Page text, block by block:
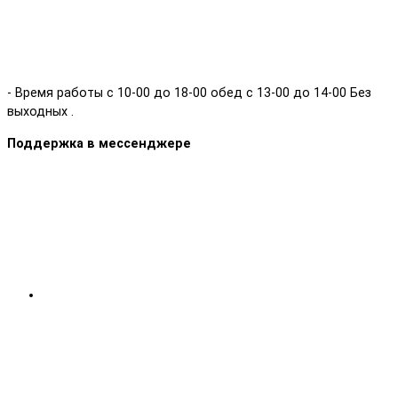
- Время работы с 10-00 до 18-00 обед с 13-00 до 14-00 Без
выходных .
Поддержка в мессенджере